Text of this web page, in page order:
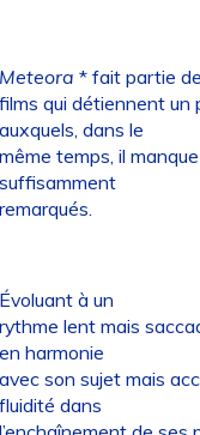
* fait partie
qui détiennent un
dans le
temps, il
à un
lent mais
harmonie
son sujet mais
dans